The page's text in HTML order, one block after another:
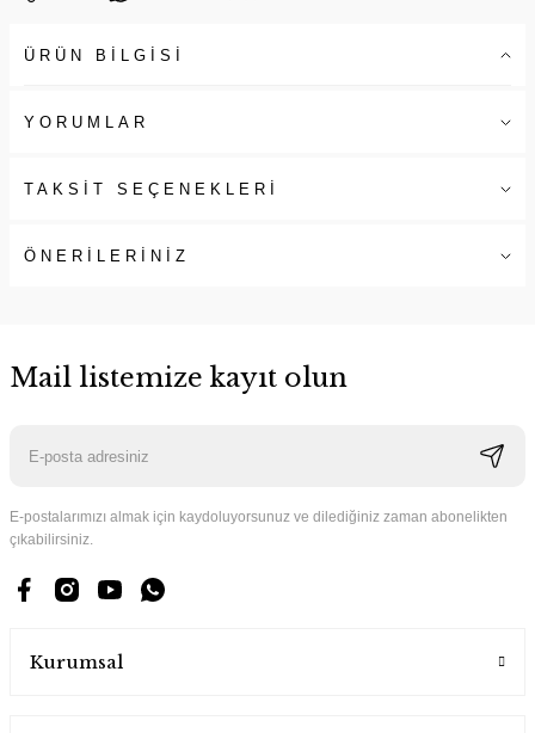
ÜRÜN BİLGİSİ
YORUMLAR
TAKSİT SEÇENEKLERİ
ÖNERİLERİNİZ
Mail listemize kayıt olun
E-postalarımızı almak için kaydoluyorsunuz ve dilediğiniz zaman abonelikten
çıkabilirsiniz.
Kurumsal